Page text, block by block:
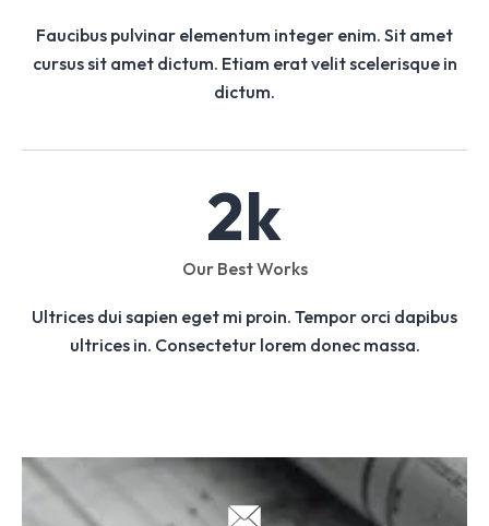
Faucibus pulvinar elementum integer enim. Sit amet
cursus sit amet dictum. Etiam erat velit scelerisque in
dictum.
2k
Our Best Works
Ultrices dui sapien eget mi proin. Tempor orci dapibus
ultrices in. Consectetur lorem donec massa.